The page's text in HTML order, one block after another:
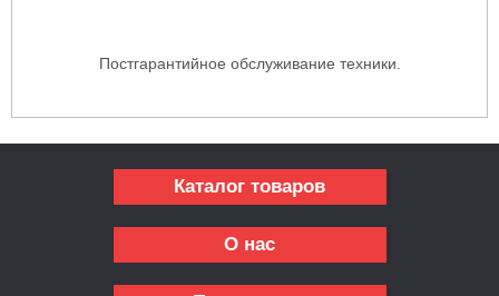
Постгарантийное обслуживание техники.
Каталог товаров
О нас